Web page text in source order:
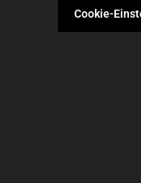
Cookie-